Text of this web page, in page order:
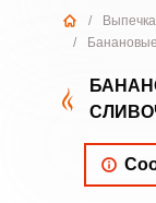
/ Выпечка
/